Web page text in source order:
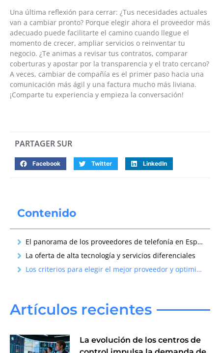
Una última reflexión para cerrar: ¿Tus necesidades actuales
van a cambiar pronto? Porque elegir ahora el proveedor más
adecuado puede facilitarte el camino cuando llegue el
momento de crecer, ampliar servicios o reinventar tu
negocio. ¿Te animas a revisar tus contratos, comparar
coberturas y apostar por la transparencia y el trato cercano?
A veces, cambiar de compañía es el primer paso hacia una
comunicación más ágil y una factura mucho más liviana.
¡Comparte tu experiencia y empieza la conversación!
PARTAGER SUR
Facebook Twitter LinkedIn
Contenido
El panorama de los proveedores de telefonía en España
La oferta de alta tecnología y servicios diferenciales
Los criterios para elegir el mejor proveedor y optimizar precios y servicios
Artículos recientes
La evolución de los centros de